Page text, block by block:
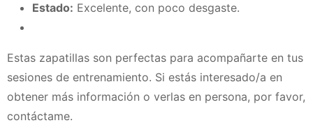
Estado: Excelente, con poco desgaste.
Estas zapatillas son perfectas para acompañarte en tus
sesiones de entrenamiento. Si estás interesado/a en
obtener más información o verlas en persona, por favor,
contáctame.